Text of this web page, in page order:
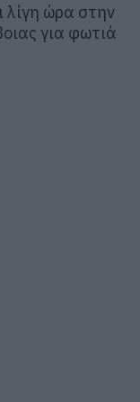
λίγη ώρα στην
για φωτιά